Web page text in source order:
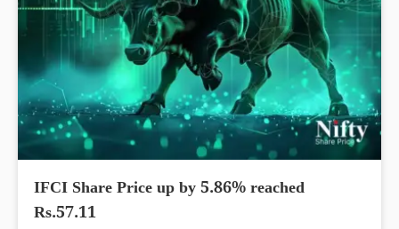
IFCI Share Price up by 5.86% reached
Rs.57.11